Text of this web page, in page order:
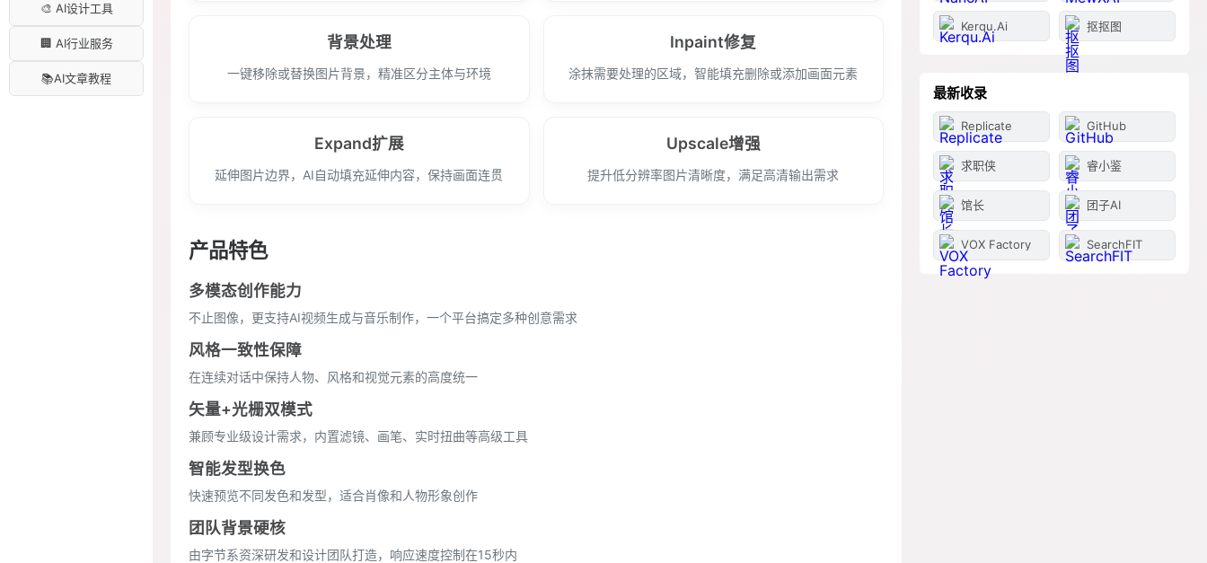
🎨 AI设计工具
🏢 AI行业服务
📚AI文章教程
背景处理
一键移除或替换图片背景，精准区分主体与环境
Inpaint修复
涂抹需要处理的区域，智能填充删除或添加画面元素
Expand扩展
延伸图片边界，AI自动填充延伸内容，保持画面连贯
Upscale增强
提升低分辨率图片清晰度，满足高清输出需求
产品特色
多模态创作能力
不止图像，更支持AI视频生成与音乐制作，一个平台搞定多种创意需求
风格一致性保障
在连续对话中保持人物、风格和视觉元素的高度统一
矢量+光栅双模式
兼顾专业级设计需求，内置滤镜、画笔、实时扭曲等高级工具
智能发型换色
快速预览不同发色和发型，适合肖像和人物形象创作
团队背景硬核
由字节系资深研发和设计团队打造，响应速度控制在15秒内
Kerqu.Ai 抠抠图
最新收录
Replicate GitHub
求职侠 睿小鉴
馆长 团子AI
VOX Factory SearchFIT